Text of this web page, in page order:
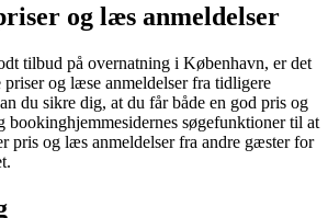
og læs anmeldelser
tilbud på overnatning i København, er det
og læse anmeldelser fra tidligere
du sikre dig, at du får både en god pris og
bookinghjemmesidernes søgefunktioner til at
pris og læs anmeldelser fra andre gæster for